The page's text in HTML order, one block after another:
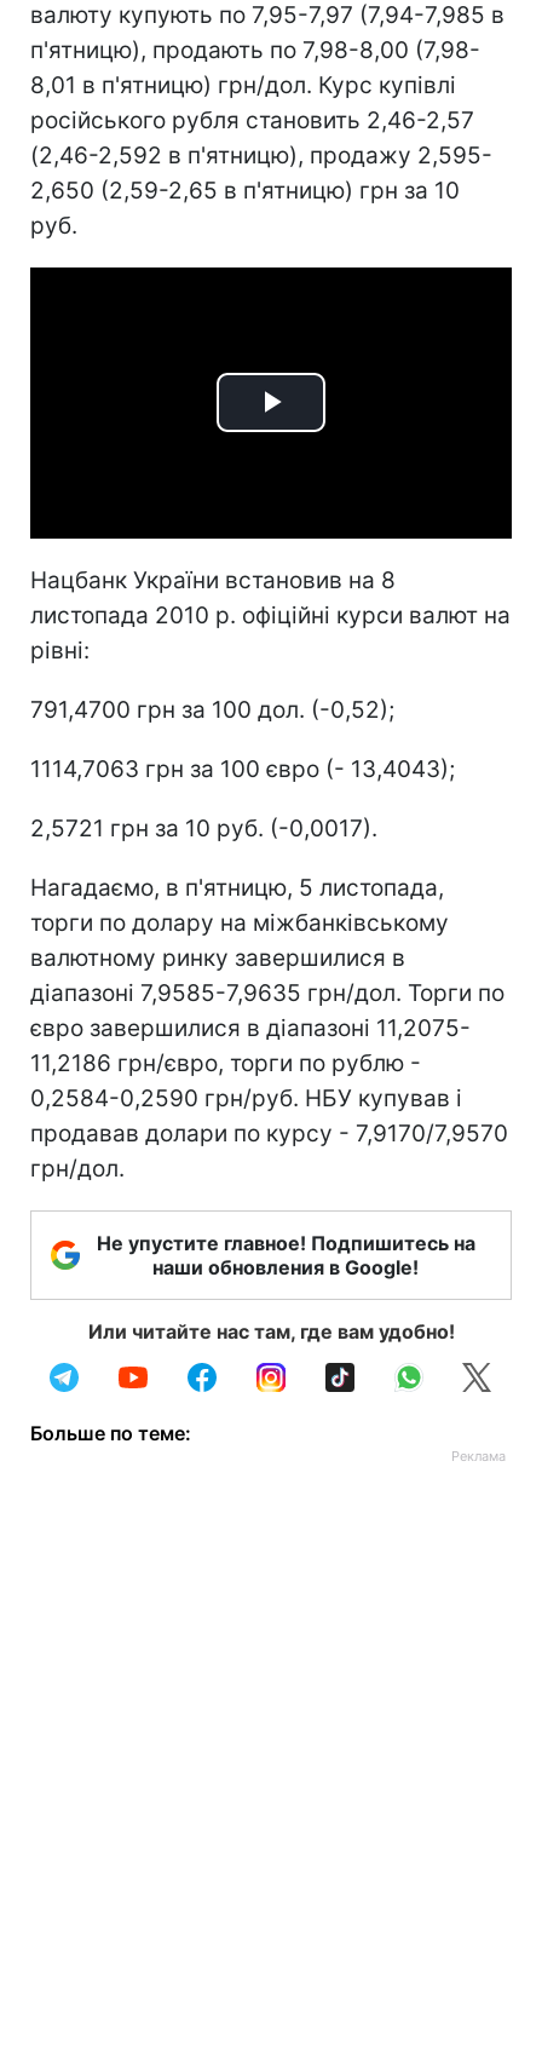
валюту купують по 7,95-7,97 (7,94-7,985 в
п'ятницю), продають по 7,98-8,00 (7,98-
8,01 в п'ятницю) грн/дол. Курс купівлі
російського рубля становить 2,46-2,57
(2,46-2,592 в п'ятницю), продажу 2,595-
2,650 (2,59-2,65 в п'ятницю) грн за 10
руб.
Play
Нацбанк України встановив на 8
листопада 2010 р. офіційні курси валют на
рівні:
791,4700 грн за 100 дол. (-0,52);
1114,7063 грн за 100 євро (- 13,4043);
2,5721 грн за 10 руб. (-0,0017).
Нагадаємо, в п'ятницю, 5 листопада,
торги по долару на міжбанківському
валютному ринку завершилися в
діапазоні 7,9585-7,9635 грн/дол. Торги по
євро завершилися в діапазоні 11,2075-
11,2186 грн/євро, торги по рублю -
0,2584-0,2590 грн/руб. НБУ купував і
продавав долари по курсу - 7,9170/7,9570
грн/дол.
Не упустите главное! Подпишитесь на
наши обновления в Google!
Или читайте нас там, где вам удобно!
Больше по теме: